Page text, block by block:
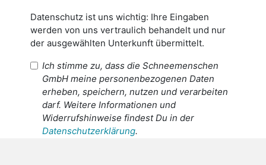
Datenschutz ist uns wichtig: Ihre Eingaben
werden von uns vertraulich behandelt und nur
der ausgewählten Unterkunft übermittelt.
Ich stimme zu, dass die Schneemenschen
GmbH meine personenbezogenen Daten
erheben, speichern, nutzen und verarbeiten
darf. Weitere Informationen und
Widerrufshinweise findest Du in der
Datenschutzerklärung.